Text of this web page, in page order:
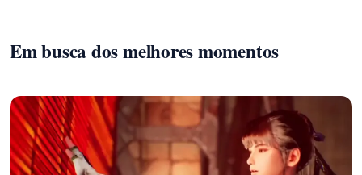
Em busca dos melhores momentos